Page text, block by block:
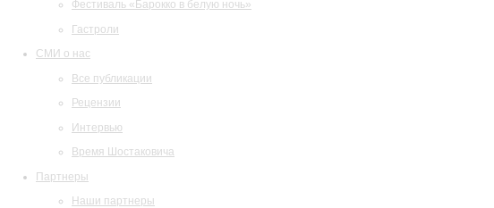
Фестиваль «Барокко в белую ночь»
Гастроли
СМИ о нас
Все публикации
Рецензии
Интервью
Время Шостаковича
Партнеры
Наши партнеры